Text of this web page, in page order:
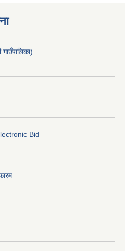
गाउँपालिका)
Bid